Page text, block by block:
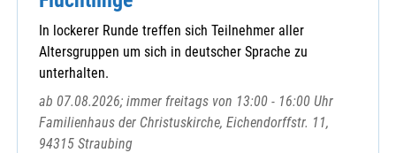
Strahlfeld, Haus der Begegnung
Tiefenbach - St. Vitus
Trasching - Mariä Sieben Schmerzen
Treffelstein - Hl. Drei Könige
Untertraubenbach - St. Martin
Waffenbrunn - St.Mariä Himmelfahrt
In lockerer Runde treffen sich Teilnehmer aller
Altersgruppen um sich in deutscher Sprache zu
unterhalten.
ab 07.08.2026; immer freitags von 13:00 - 16:00 Uhr
Familienhaus der Christuskirche, Eichendorffstr. 11,
94315 Straubing